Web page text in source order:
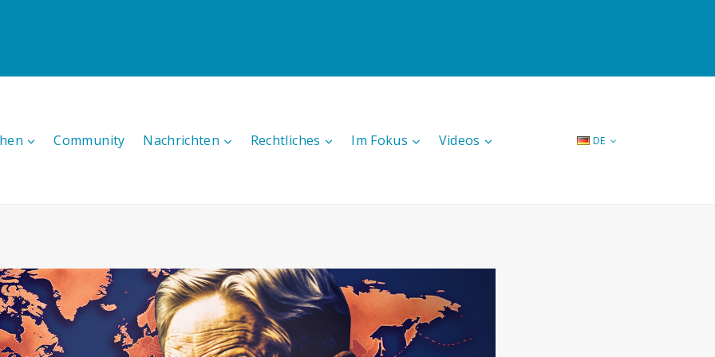
Community Nachrichten Rechtliches Im Fokus Videos DE